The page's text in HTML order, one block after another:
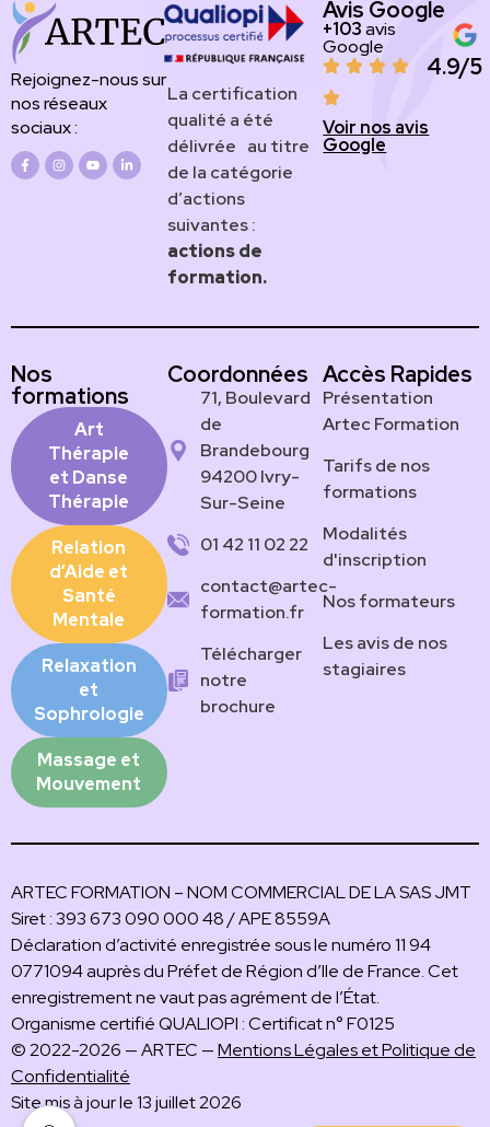
Rejoignez-nous sur
nos réseaux
sociaux :
​​​La certification
qualité a été
délivrée au titre
de la catégorie
d’actions
suivantes :
actions de
formation.
Avis Google
+103avis
Google
4.9/5
Voir nos avis
Google
Nos
formations
Art
Thérapie
et Danse
Thérapie
Relation
d’Aide et
Santé
Mentale
Relaxation
et
Sophrologie
Massage et
Mouvement
Coordonnées
71, Boulevard
de
Brandebourg
94200 Ivry-
Sur-Seine
01 42 11 02 22
contact@artec-
formation.fr
Télécharger
notre
brochure
Accès Rapides
Présentation
Artec Formation
Tarifs de nos
formations
Modalités
d'inscription
Nos formateurs
Les avis de nos
stagiaires
ARTEC FORMATION – NOM COMMERCIAL DE LA SAS JMT
Siret : 393 673 090 000 48 / APE 8559A
Déclaration d’activité enregistrée sous le numéro 11 94
0771094 auprès du Préfet de Région d’Ile de France. Cet
enregistrement ne vaut pas agrément de l’État.
Organisme certifié QUALIOPI : Certificat n° F0125
© 2022-2026 — ARTEC —Mentions Légales et Politique de
Confidentialité
Site mis à jour le 13 juillet 2026